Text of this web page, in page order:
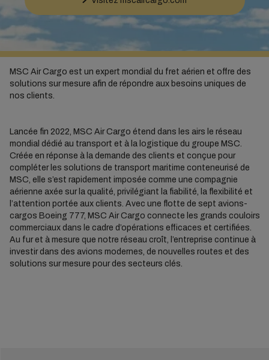
MSC Air Cargo est un expert mondial du fret aérien et offre des
solutions sur mesure afin de répondre aux besoins uniques de
nos clients.
Lancée fin 2022, MSC Air Cargo étend dans les airs le réseau
mondial dédié au transport et à la logistique du groupe MSC.
Créée en réponse à la demande des clients et conçue pour
compléter les solutions de transport maritime conteneurisé de
MSC, elle s’est rapidement imposée comme une compagnie
aérienne axée sur la qualité, privilégiant la fiabilité, la flexibilité et
l’attention portée aux clients. Avec une flotte de sept avions-
cargos Boeing 777, MSC Air Cargo connecte les grands couloirs
commerciaux dans le cadre d’opérations efficaces et certifiées.
Au fur et à mesure que notre réseau croît, l’entreprise continue à
investir dans des avions modernes, de nouvelles routes et des
solutions sur mesure pour des secteurs clés.